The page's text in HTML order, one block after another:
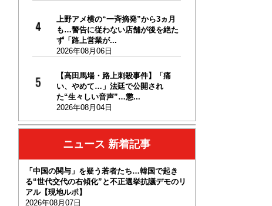
上野アメ横の“一斉摘発”から3ヵ月
も…警告に従わない店舗が後を絶た
ず「路上営業が...
2026年08月06日
【高田馬場・路上刺殺事件】「痛
い、やめて…」法廷で公開され
た“生々しい音声”…懲...
2026年08月04日
ニュース 新着記事
「中国の関与」を疑う若者たち…韓国で起き
る“世代交代の右傾化”と不正選挙抗議デモのリ
アル【現地ルポ】
2026年08月07日